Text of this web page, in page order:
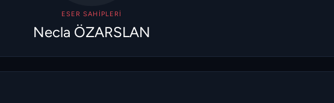
ESER SAHIPLERI
Necla ÖZARSLAN